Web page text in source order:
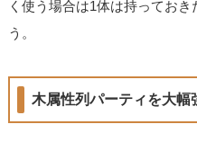
く使う場合は1体は持ってお
う。
木属性列パーティを大幅